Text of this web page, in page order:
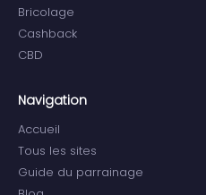
Bricolage
Cashback
CBD
Navigation
Accueil
Tous les sites
Guide du parrainage